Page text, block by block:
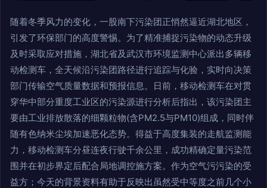
随着冬季风力的变化，一股南下污染团正悄然逼近湖北地区，
引发了环保部门的高度警惕。为了精准捕捉污染物的动态升级
及时采取应对措施，湖北省及武汉市环境监测中心派出多辆移
动检测车，全天候沿污染团路径进行追踪与化验，实时向决策
部门传输空气质量数据和预报信息。日前，移动检测车在对贯
穿华中部分重度工业区的污染源进行分析后指出，该污染团主
要由工业排放散落的细颗粒物(含PM2.5与PM10)组成，同时伴
随有色纳米尘埃加速恶化态势。得益于高度集装的走航监测能
力，移动检测车分昼连夜行驶千余公里，成功精确定量污染范
围并在初步界定后配合局地调控施方案。作为空气污污染的受
益方；今天的背景资料有助于反映出虽然受中等度之前几个小